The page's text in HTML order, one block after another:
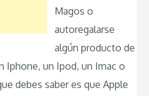
Magos o
autoregalarse
algún producto de
Iphone, un Ipod, un Imac o
debes saber es que Apple